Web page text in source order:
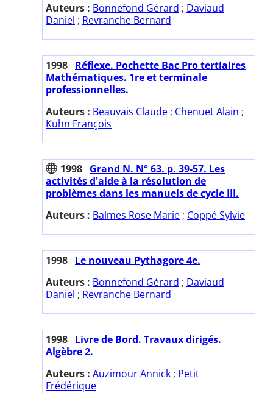
Auteurs : Bonnefond Gérard ; Daviaud
Daniel ; Revranche Bernard
1998 Réflexe. Pochette Bac Pro tertiaires
Mathématiques. 1re et terminale
professionnelles.
Auteurs : Beauvais Claude ; Chenuet Alain ;
Kuhn François
1998 Grand N. N° 63. p. 39-57. Les
activités d'aide à la résolution de
problèmes dans les manuels de cycle III.
Auteurs : Balmes Rose Marie ; Coppé Sylvie
1998 Le nouveau Pythagore 4e.
Auteurs : Bonnefond Gérard ; Daviaud
Daniel ; Revranche Bernard
1998 Livre de Bord. Travaux dirigés.
Algèbre 2.
Auteurs : Auzimour Annick ; Petit
Frédérique